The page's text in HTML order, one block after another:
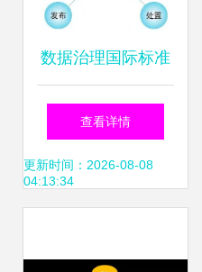
数据治理国际标准
下的数据处理 框
架、挑战与实践路
查看详情
更新时间：2026-08-08
04:13:34